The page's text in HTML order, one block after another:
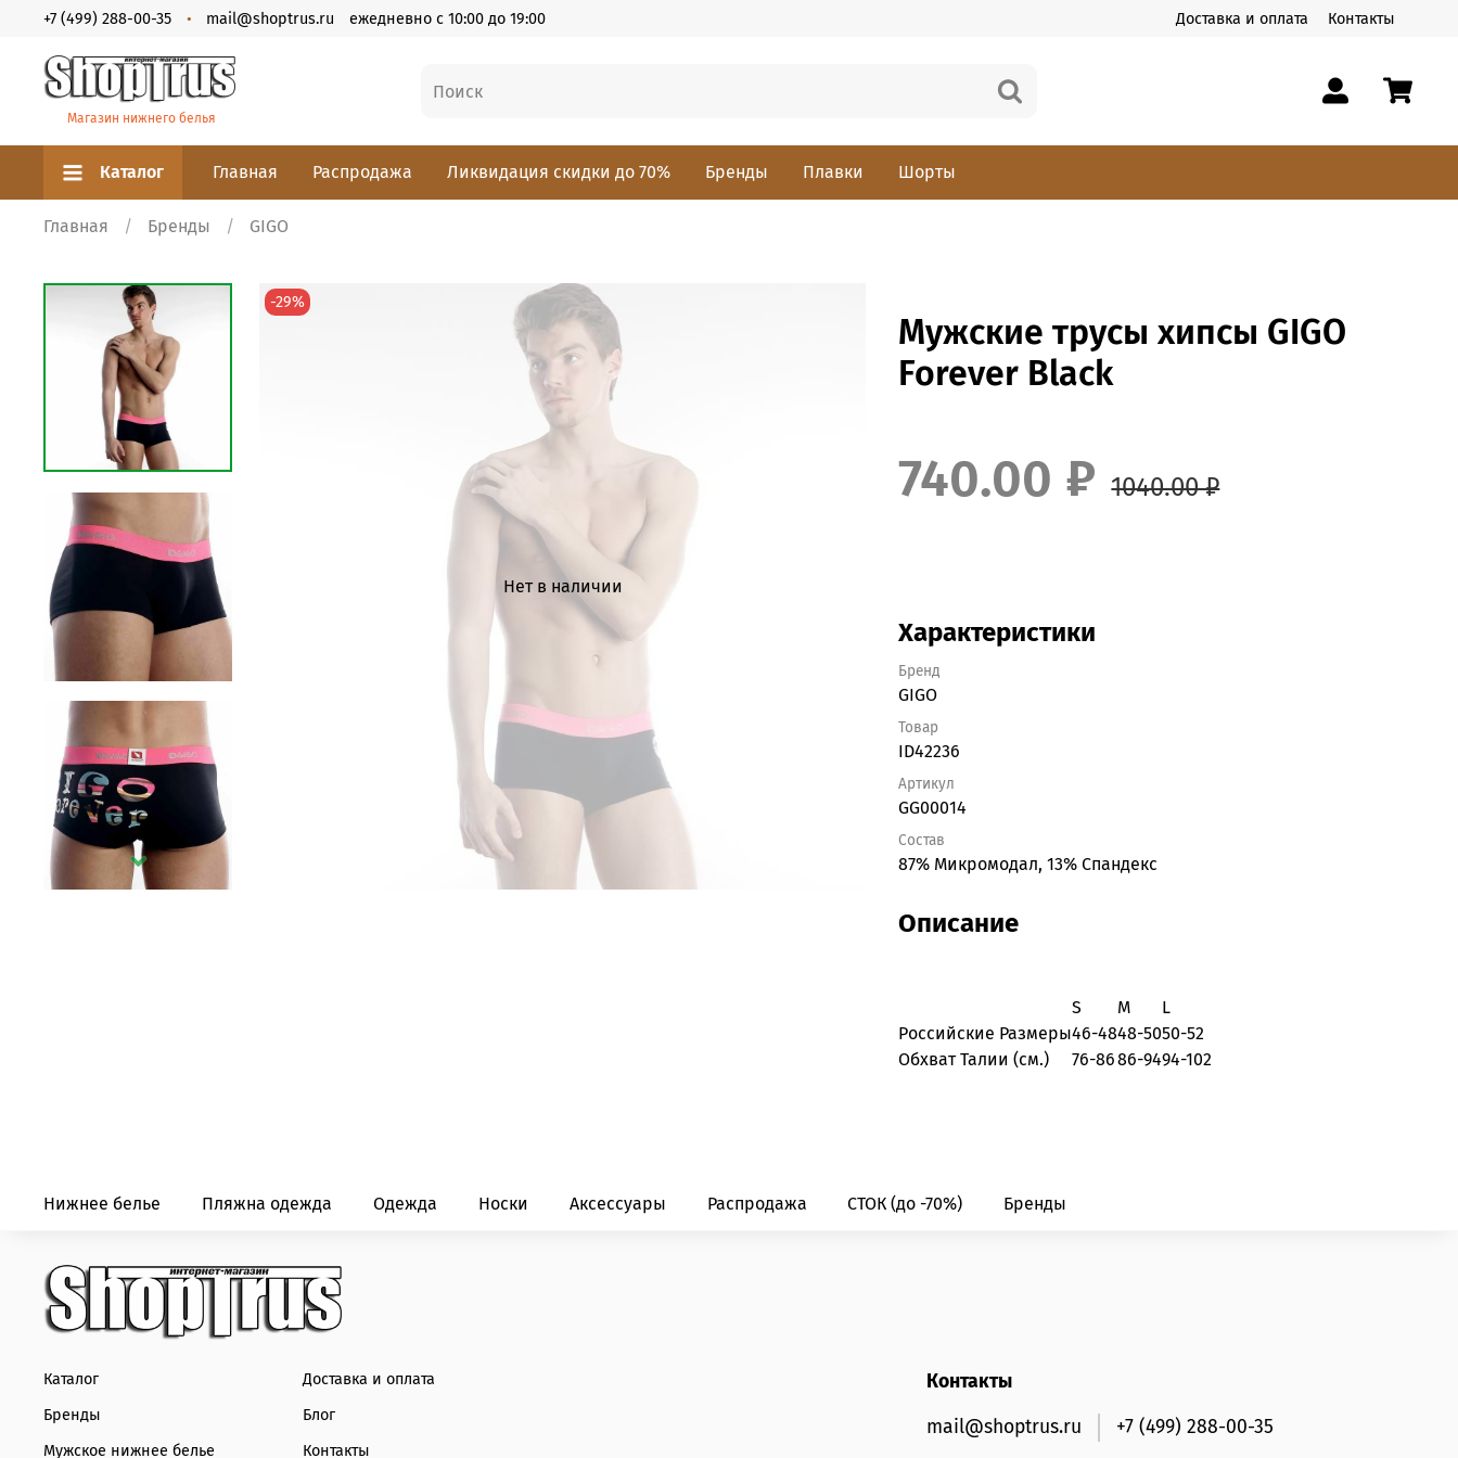
Доставка и оплата Контакты
+7 (499) 288-00-35 mail@shoptrus.ru ежедневно с 10:00 до 19:00
Магазин нижнего белья
Каталог Главная Распродажа Ликвидация скидки до 70% Бренды Плавки Шорты
Главная Бренды GIGO
Нет в наличии
-29%
Мужские трусы хипсы GIGO
Forever Black
740.00 ₽ 1040.00 ₽
Характеристики
Бренд
GIGO
Товар
ID42236
Артикул
GG00014
Состав
87% Микромодал, 13% Спандекс
Описание
S M
L
Российские Размеры46-4848-5050-52
Обхват Талии (см.)
76-8686-9494-102
Нижнее белье Пляжна одежда Одежда Носки Аксессуары Распродажа СТОК (до -70%) Бренды
Каталог
Бренды
Мужское нижнее белье
Доставка и оплата
Блог
Контакты
Контакты
mail@shoptrus.ru
+7 (499) 288-00-35